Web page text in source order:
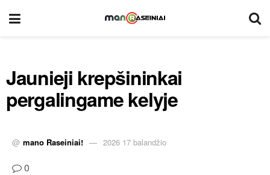
Jaunieji krepšininkai
pergalingame kelyje
@ mano Raseiniai! 2026 17 balandžio
0